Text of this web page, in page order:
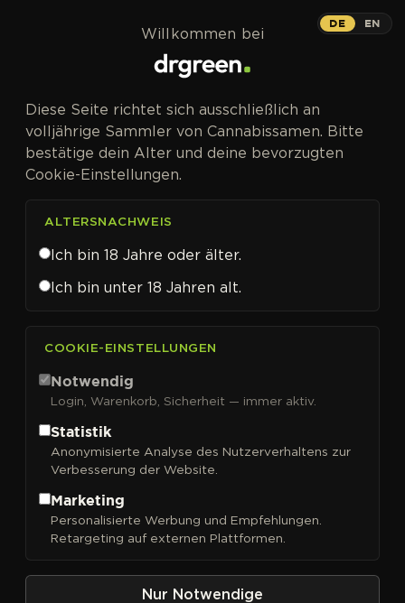
Advanced Seeds
Sortieren nach
DE EN
Willkommen bei
Diese Seite richtet sich ausschließlich an
volljährige Sammler von Cannabissamen. Bitte
bestätige dein Alter und deine bevorzugten
Cookie-Einstellungen.
ALTERSNACHWEIS
Ich bin 18 Jahre oder älter.
Ich bin unter 18 Jahren alt.
COOKIE-EINSTELLUNGEN
Notwendig
Login, Warenkorb, Sicherheit — immer aktiv.
Statistik
Anonymisierte Analyse des Nutzerverhaltens zur
Verbesserung der Website.
Marketing
Personalisierte Werbung und Empfehlungen.
Retargeting auf externen Plattformen.
Nur Notwendige